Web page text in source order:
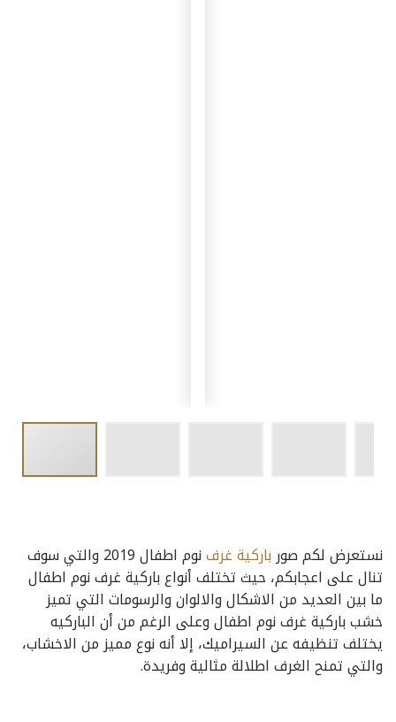
نستعرض لكم صورباركية غرف
نوم اطفال 2019 والتي سوف
تنال على اعجابكم، حيث تختلف أنواع باركية غرف نوم اطفال
ما بين العديد من الاشكال والالوان والرسومات التي تميز
خشب باركية غرف نوم اطفال وعلى الرغم من أن الباركيه
يختلف تنظيفه عن السيراميك، إلا أنه نوع مميز من الاخشاب،
والتي تمنح الغرف اطلالة مثالية وفريدة.